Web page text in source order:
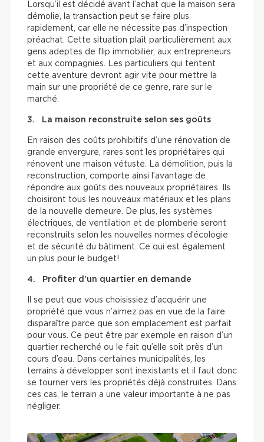
Lorsqu’il est décidé avant l’achat que la maison sera
démolie, la transaction peut se faire plus
rapidement, car elle ne nécessite pas d’inspection
préachat. Cette situation plaît particulièrement aux
gens adeptes de flip immobilier, aux entrepreneurs
et aux compagnies. Les particuliers qui tentent
cette aventure devront agir vite pour mettre la
main sur une propriété de ce genre, rare sur le
marché.
3. La maison reconstruite selon ses goûts
En raison des coûts prohibitifs d’une rénovation de
grande envergure, rares sont les propriétaires qui
rénovent une maison vétuste. La démolition, puis la
reconstruction, comporte ainsi l’avantage de
répondre aux goûts des nouveaux propriétaires. Ils
choisiront tous les nouveaux matériaux et les plans
de la nouvelle demeure. De plus, les systèmes
électriques, de ventilation et de plomberie seront
reconstruits selon les nouvelles normes d’écologie
et de sécurité du bâtiment. Ce qui est également
un plus pour le budget!
4. Profiter d’un quartier en demande
Il se peut que vous choisissiez d’acquérir une
propriété que vous n’aimez pas en vue de la faire
disparaître parce que son emplacement est parfait
pour vous. Ce peut être par exemple en raison d’un
quartier recherché ou le fait qu’elle soit près d’un
cours d’eau. Dans certaines municipalités, les
terrains à développer sont inexistants et il faut donc
se tourner vers les propriétés déjà construites. Dans
ces cas, le terrain a une valeur importante à ne pas
négliger.